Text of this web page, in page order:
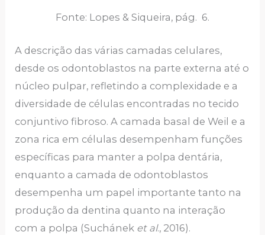
Fonte: Lopes & Siqueira, pág. 6.
A descrição das várias camadas celulares,
desde os odontoblastos na parte externa até o
núcleo pulpar, refletindo a complexidade e a
diversidade de células encontradas no tecido
conjuntivo fibroso. A camada basal de Weil e a
zona rica em células desempenham funções
específicas para manter a polpa dentária,
enquanto a camada de odontoblastos
desempenha um papel importante tanto na
produção da dentina quanto na interação
com a polpa (Suchánek et al., 2016).